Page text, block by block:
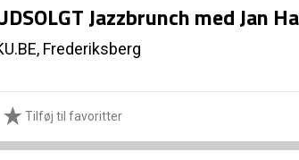
Jazzbrunch med Jan
Frederiksberg
Tilføj til favoritter